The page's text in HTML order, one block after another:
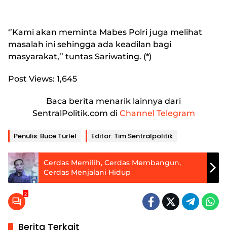
‘’Kami akan meminta Mabes Polri juga melihat
masalah ini sehingga ada keadilan bagi
masyarakat,’’ tuntas Sariwating. (*)
Post Views: 1,645
Baca berita menarik lainnya dari
SentralPolitik.com di Channel Telegram
Penulis: Buce Turlel Editor: Tim Sentralpolitik
Cerdas Memilih, Cerdas Membangun,
Cerdas Menjalani Hidup
2
Berita Terkait